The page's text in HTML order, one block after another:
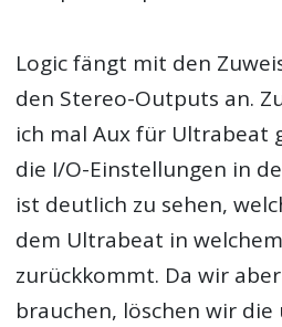
Logic fängt mit den
den Stereo-Outputs an.
ich mal Aux für Ultrabeat
die I/O-Einstellungen in
ist deutlich zu sehen,
dem Ultrabeat in
zurückkommt. Da wir
brauchen, löschen wir